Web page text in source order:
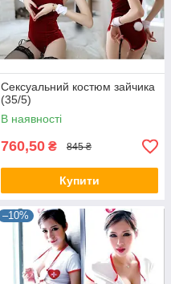
Сексуальний костюм зайчика
(35/5)
В наявності
760,50 ₴ 845 ₴
Купити
–10%